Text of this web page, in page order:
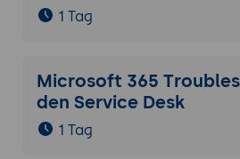
1 Tag
Microsoft 365
den Service Desk
1 Tag